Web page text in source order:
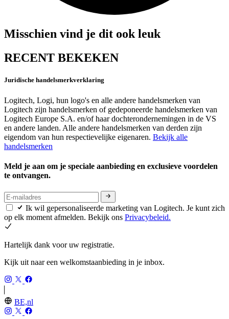
Misschien vind je dit ook leuk
RECENT BEKEKEN
Juridische handelsmerkverklaring
Logitech, Logi, hun logo's en alle andere handelsmerken van
Logitech zijn handelsmerken of gedeponeerde handelsmerken van
Logitech Europe S.A. en/of haar dochterondernemingen in de VS
en andere landen. Alle andere handelsmerken van derden zijn
eigendom van hun respectievelijke eigenaren. Bekijk alle
handelsmerken
Meld je aan om je speciale aanbieding en exclusieve voordelen
te ontvangen.
Ik wil gepersonaliseerde marketing van Logitech. Je kunt zich
op elk moment afmelden. Bekijk ons Privacybeleid.
Hartelijk dank voor uw registratie.
Kijk uit naar een welkomstaanbieding in je inbox.
BE,nl